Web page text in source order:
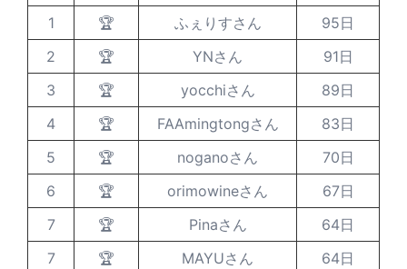
1
🏆 ふぇりすさん
95日
2
🏆 YNさん
91日
3
🏆 yocchiさん
89日
4
🏆 FAAmingtongさん
83日
5
🏆 noganoさん
70日
6
🏆 orimowineさん
67日
7
🏆 Pinaさん
64日
7
🏆 MAYUさん
64日